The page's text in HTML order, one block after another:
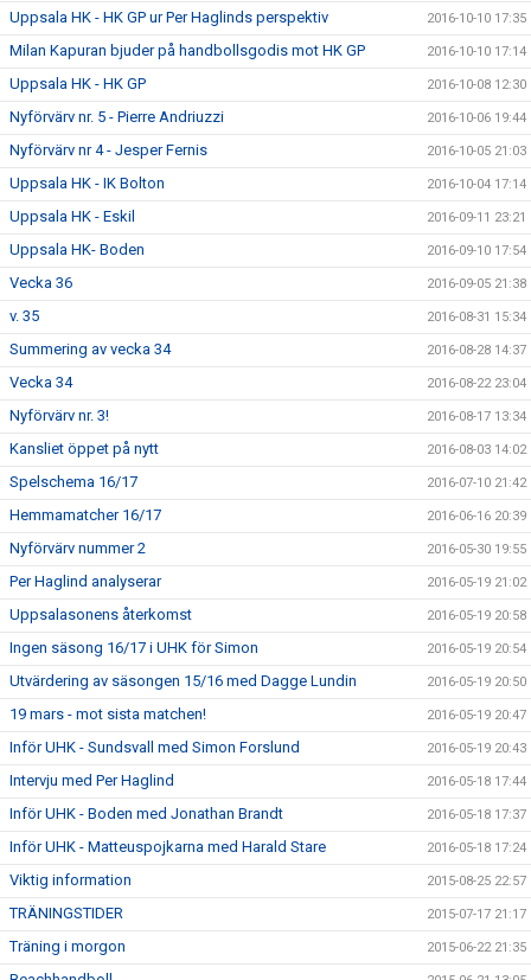
Uppsala HK - HK GP ur Per Haglinds perspektiv 2016-10-10 17:35
Milan Kapuran bjuder på handbollsgodis mot HK GP 2016-10-10 17:14
Uppsala HK - HK GP 2016-10-08 12:30
Nyförvärv nr. 5 - Pierre Andriuzzi 2016-10-06 19:44
Nyförvärv nr 4 - Jesper Fernis 2016-10-05 21:03
Uppsala HK - IK Bolton 2016-10-04 17:14
Uppsala HK - Eskil 2016-09-11 23:21
Uppsala HK- Boden 2016-09-10 17:54
Vecka 36 2016-09-05 21:38
v. 35 2016-08-31 15:34
Summering av vecka 34 2016-08-28 14:37
Vecka 34 2016-08-22 23:04
Nyförvärv nr. 3! 2016-08-17 13:34
Kansliet öppet på nytt 2016-08-03 14:02
Spelschema 16/17 2016-07-10 21:42
Hemmamatcher 16/17 2016-06-16 20:39
Nyförvärv nummer 2 2016-05-30 19:55
Per Haglind analyserar 2016-05-19 21:02
Uppsalasonens återkomst 2016-05-19 20:58
Ingen säsong 16/17 i UHK för Simon 2016-05-19 20:54
Utvärdering av säsongen 15/16 med Dagge Lundin 2016-05-19 20:50
19 mars - mot sista matchen! 2016-05-19 20:47
Inför UHK - Sundsvall med Simon Forslund 2016-05-19 20:43
Intervju med Per Haglind 2016-05-18 17:44
Inför UHK - Boden med Jonathan Brandt 2016-05-18 17:37
Inför UHK - Matteuspojkarna med Harald Stare 2016-05-18 17:24
Viktig information 2015-08-25 22:57
TRÄNINGSTIDER 2015-07-17 21:17
Träning i morgon 2015-06-22 21:35